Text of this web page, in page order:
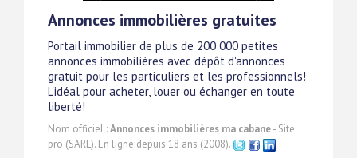
Annonces immobilières gratuites
Portail immobilier de plus de 200 000 petites
annonces immobilières avec dépôt d'annonces
gratuit pour les particuliers et les professionnels!
L'idéal pour acheter, louer ou échanger en toute
liberté!
Nom officiel :Annonces immobilières ma cabane- Site
pro (SARL). En ligne depuis 18 ans (2008).